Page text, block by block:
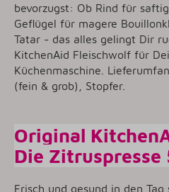
bevorzugst: Ob Rind für
Geflügel für magere
Tatar - das alles gelingt Dir
KitchenAid Fleischwolf für
Küchenmaschine.
(fein & grob), Stopfer.
Original
Die Zitruspresse
Frisch und gesund in den